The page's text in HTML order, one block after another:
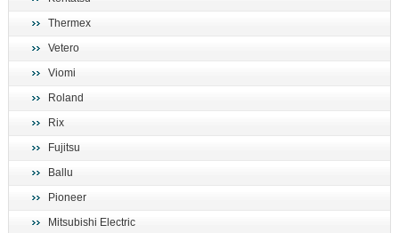
Thermex
Vetero
Viomi
Roland
Rix
Fujitsu
Ballu
Pioneer
Mitsubishi Electric